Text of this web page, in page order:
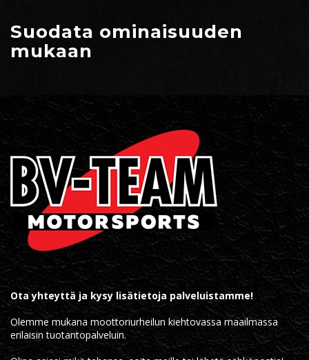
Suodata ominaisuuden
mukaan
Ota yhteyttä ja kysy lisätietoja palveluistamme!
Olemme mukana moottoriurheilun kiehtovassa maailmassa
erilaisin tuotantopalveluin.